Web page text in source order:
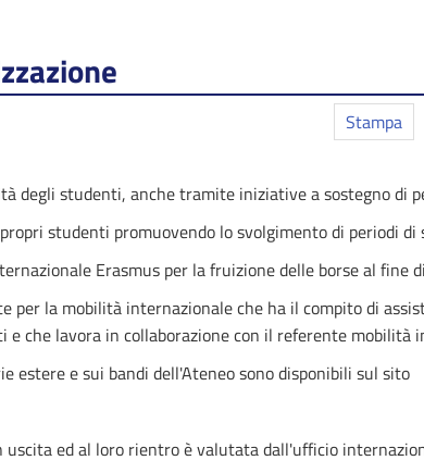
Stampa
degli studenti, anche tramite iniziative a sostegno di
studenti promuovendo lo svolgimento di periodi
Erasmus per la fruizione delle borse al
per la mobilità internazionale che ha il compito di
che lavora in collaborazione con il referente mobilità
estere e sui bandi dell'Ateneo sono disponibili sul sito
ed al loro rientro è valutata dall'ufficio